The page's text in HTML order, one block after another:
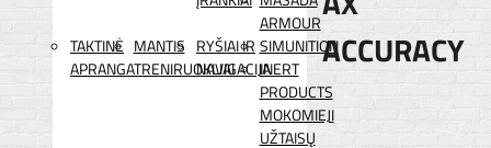
ARMOUR
TAKTINĖ
APRANGA
MANTIS
TRENIRUOKLIAI
RYŠIAI IR
NAVIGACIJA
SIMUNITION
INERT
PRODUCTS
MOKOMIEJI
UŽTAISŲ
ACCURACY